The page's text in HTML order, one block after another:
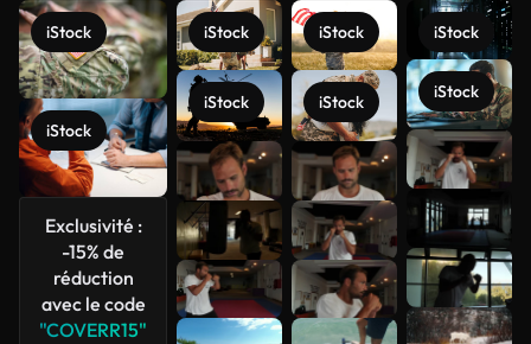
iStock
iStock
Exclusivité :
-15% de
réduction
avec le code
"COVERR15"
iStock
iStock
iStock
iStock
iStock
iStock
Voir plus